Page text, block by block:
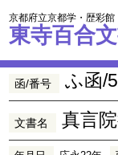
京都府立京都学・歴彩館
東寺百合
函/番号 ふ函/
文書名 真言